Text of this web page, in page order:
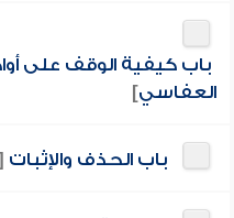
باب كيفية الوقف على
العفاسي]
باب الحذف والإثبات